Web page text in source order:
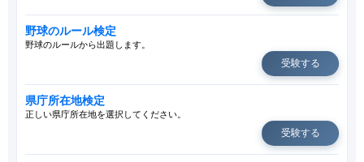
野球のルール検定
野球のルールから出題します。
受験する
県庁所在地検定
正しい県庁所在地を選択してください。
受験する